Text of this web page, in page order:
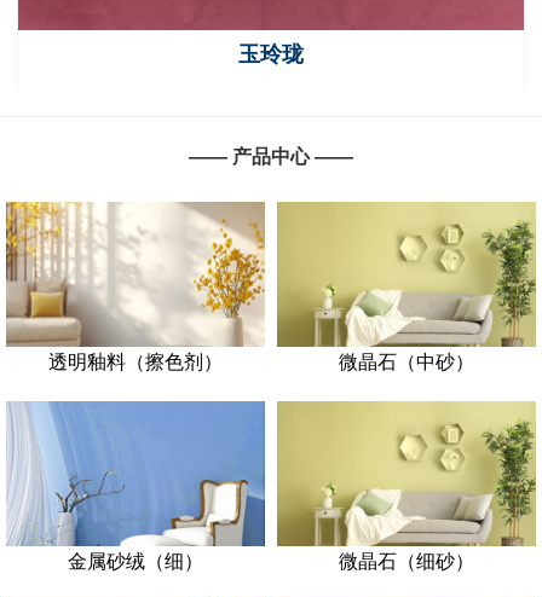
玉玲珑
—— 产品中心 ——
透明釉料（擦色剂） 微晶石（中砂）
金属砂绒（细） 微晶石（细砂）